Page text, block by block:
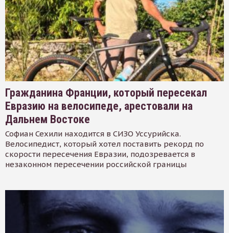
Гражданина Франции, который пересекал
Евразию на велосипеде, арестовали на
Дальнем Востоке
Софиан Сехили находится в СИЗО Уссурийска.
Велосипедист, который хотел поставить рекорд по
скорости пересечения Евразии, подозревается в
незаконном пересечении российской границы